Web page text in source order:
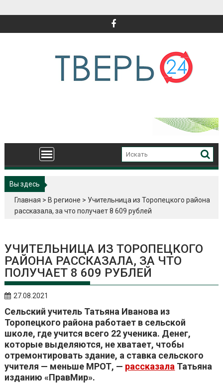
Вы здесь
Главная > В регионе > Учительница из Торопецкого района
рассказала, за что получает 8 609 рублей
УЧИТЕЛЬНИЦА ИЗ ТОРОПЕЦКОГО
РАЙОНА РАССКАЗАЛА, ЗА ЧТО
ПОЛУЧАЕТ 8 609 РУБЛЕЙ
27.08.2021
Сельский учитель Татьяна Иванова из
Торопецкого района работает в сельской
школе, где учится всего 22 ученика. Денег,
которые выделяются, не хватает, чтобы
отремонтировать здание, а ставка сельского
учителя — меньше МРОТ, — рассказала Татьяна
изданию «ПравМир».